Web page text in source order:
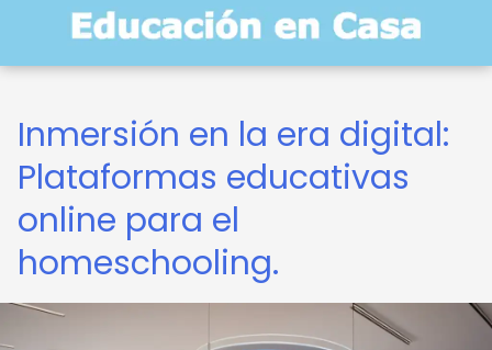
Inmersión en la era digital:
Plataformas educativas
online para el
homeschooling.